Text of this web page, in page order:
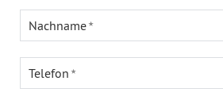
Nachname
Telefon